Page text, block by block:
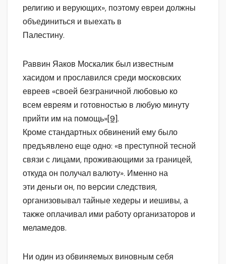
религию и верующих», поэтому евреи должны
объединиться и выехать в
Палестину.
Раввин Яаков Москалик был известным
хасидом и прославился среди московских
евреев «своей безграничной любовью ко
всем евреям и готовностью в любую минуту
прийти им на помощь»[9].
Кроме стандартных обвинений ему было
предъявлено еще одно: «в преступной тесной
связи с лицами, проживающими за границей,
откуда он получал валюту». Именно на
эти деньги он, по версии следствия,
организовывал тайные хедеры и иешивы, а
также оплачивал ими работу организаторов и
меламедов.
Ни один из обвиняемых виновным себя